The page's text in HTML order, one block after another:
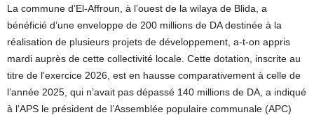
La commune d’El-Affroun, à l’ouest de la wilaya de Blida, a
bénéficié d’une enveloppe de 200 millions de DA destinée à la
réalisation de plusieurs projets de développement, a-t-on appris
mardi auprès de cette collectivité locale. Cette dotation, inscrite au
titre de l’exercice 2026, est en hausse comparativement à celle de
l’année 2025, qui n’avait pas dépassé 140 millions de DA, a indiqué
à l’APS le président de l’Assemblée populaire communale (APC)